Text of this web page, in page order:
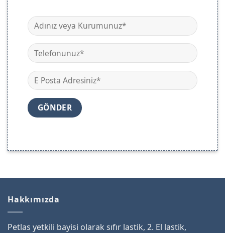
Hakkımızda
Petlas yetkili bayisi olarak sıfır lastik, 2. El lastik,